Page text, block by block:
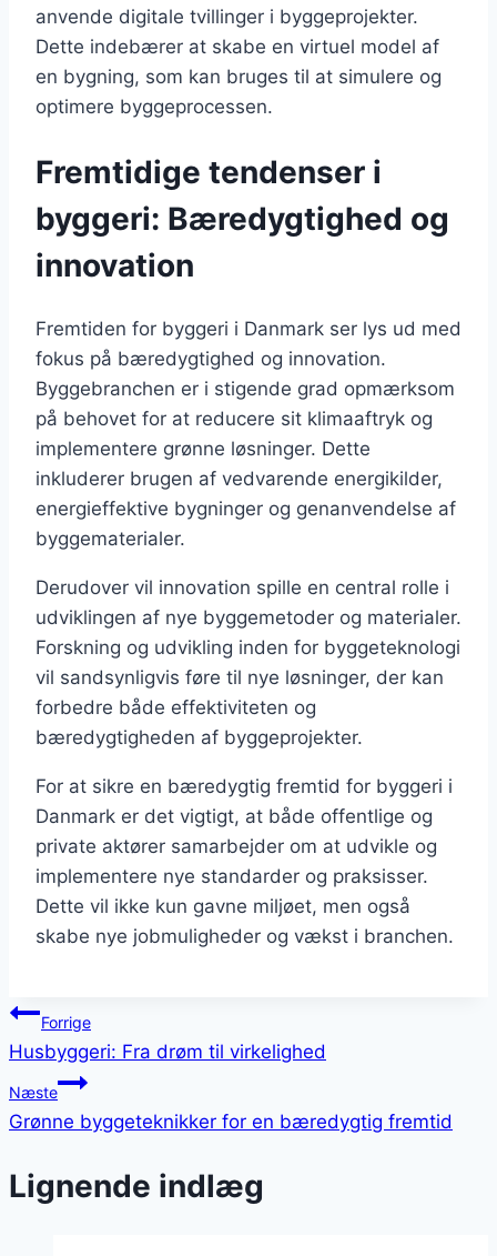
anvende digitale tvillinger i byggeprojekter.
Dette indebærer at skabe en virtuel model af
en bygning, som kan bruges til at simulere og
optimere byggeprocessen.
Fremtidige tendenser i
byggeri: Bæredygtighed og
innovation
Fremtiden for byggeri i Danmark ser lys ud med
fokus på bæredygtighed og innovation.
Byggebranchen er i stigende grad opmærksom
på behovet for at reducere sit klimaaftryk og
implementere grønne løsninger. Dette
inkluderer brugen af vedvarende energikilder,
energieffektive bygninger og genanvendelse af
byggematerialer.
Derudover vil innovation spille en central rolle i
udviklingen af nye byggemetoder og materialer.
Forskning og udvikling inden for byggeteknologi
vil sandsynligvis føre til nye løsninger, der kan
forbedre både effektiviteten og
bæredygtigheden af byggeprojekter.
For at sikre en bæredygtig fremtid for byggeri i
Danmark er det vigtigt, at både offentlige og
private aktører samarbejder om at udvikle og
implementere nye standarder og praksisser.
Dette vil ikke kun gavne miljøet, men også
skabe nye jobmuligheder og vækst i branchen.
Indlægsnavigation
Forrige
Husbyggeri: Fra drøm til virkelighed
Næste
Grønne byggeteknikker for en bæredygtig fremtid
Lignende indlæg